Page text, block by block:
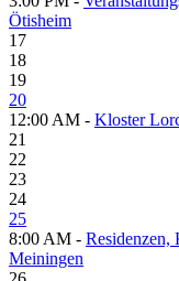
Ötisheim
17
18
19
20
12:00 AM - Kloster
21
22
23
24
25
8:00 AM - Residenzen,
Meiningen